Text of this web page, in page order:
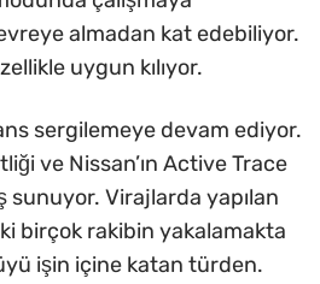
almadan kat edebiliyor.
uygun kılıyor.
sergilemeye devam ediyor.
ve Nissan’ın Active Trace
Virajlarda yapılan
birçok rakibin yakalamakta
işin içine katan türden.